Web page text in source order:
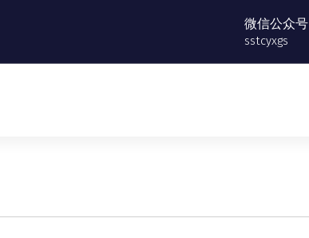
微信公众号
sstcyxgs